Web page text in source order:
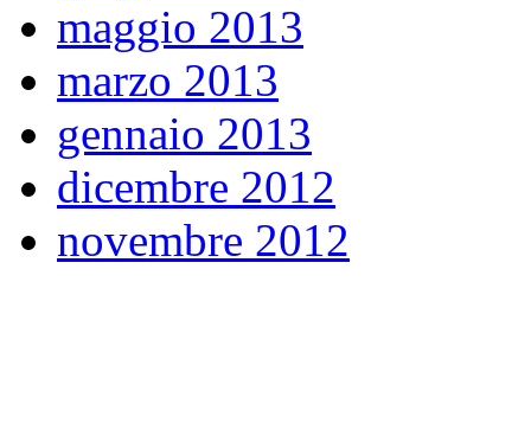
maggio 2013
marzo 2013
gennaio 2013
dicembre 2012
novembre 2012